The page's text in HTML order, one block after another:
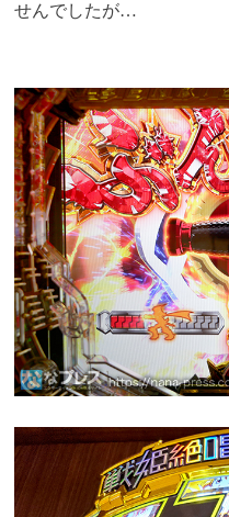
せんでしたが…